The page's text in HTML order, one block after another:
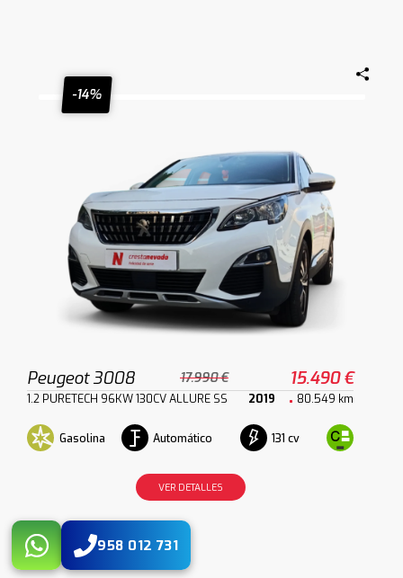
-14%
Peugeot 3008 17.990 € 15.490 €
1.2 PURETECH 96KW 130CV ALLURE SS 2019 80.549 km
Gasolina Automático 131 cv
VER DETALLES
958 012 731